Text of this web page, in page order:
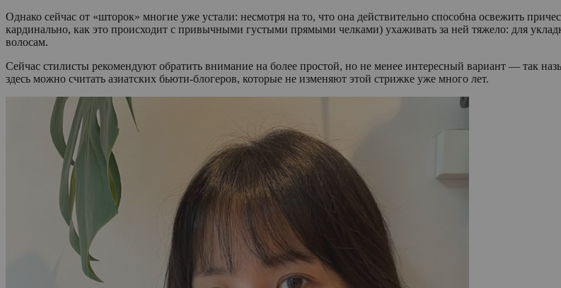
Однако сейчас от «шторок» многие уже устали: несмотря на то, что она действительно способна освежить
кардинально, как это происходит с привычными густыми прямыми челками) ухаживать за ней тяжело: для
волосам.
Сейчас стилисты рекомендуют обратить внимание на более простой, но не менее интересный вариант — так
здесь можно считать азиатских бьюти-блогеров, которые не изменяют этой стрижке уже много лет.